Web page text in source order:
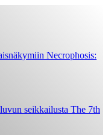
Necrophosis:
The 7th